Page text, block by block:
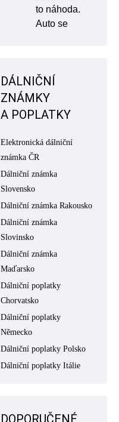
to náhoda.
Auto se
DÁLNIČNÍ
ZNÁMKY
A POPLATKY
Elektronická dálniční
známka ČR
Dálniční známka
Slovensko
Dálniční známka Rakousko
Dálniční známka
Slovinsko
Dálniční známka
Maďarsko
Dálniční poplatky
Chorvatsko
Dálniční poplatky
Německo
Dálniční poplatky Polsko
Dálniční poplatky Itálie
DOPORUČENÉ